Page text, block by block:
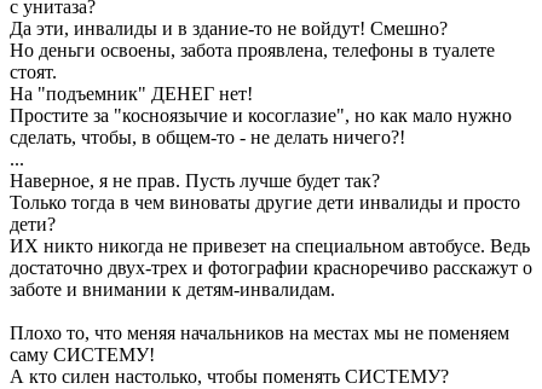
с унитаза?
Да эти, инвалиды и в здание-то не войдут! Смешно?
Но деньги освоены, забота проявлена, телефоны в туалете
стоят.
На "подъемник" ДЕНЕГ нет!
Простите за "косноязычие и косоглазие", но как мало нужно
сделать, чтобы, в общем-то - не делать ничего?!
...
Наверное, я не прав. Пусть лучше будет так?
Только тогда в чем виноваты другие дети инвалиды и просто
дети?
ИХ никто никогда не привезет на специальном автобусе. Ведь
достаточно двух-трех и фотографии красноречиво расскажут о
заботе и внимании к детям-инвалидам.
Плохо то, что меняя начальников на местах мы не поменяем
саму СИСТЕМУ!
А кто силен настолько, чтобы поменять СИСТЕМУ?